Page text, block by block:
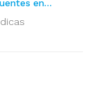
en